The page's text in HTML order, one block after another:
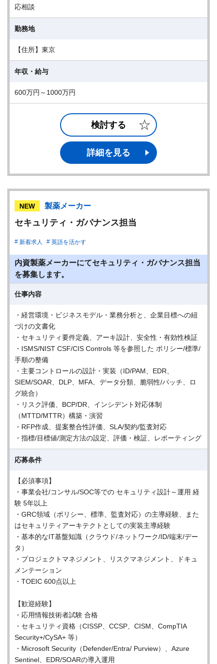
応相談
勤務地
【住所】東京
年収・給与
600万円～1000万円
検討する
詳細を見る
NEW 製薬メーカー
セキュリティ・ガバナンス担当
新着求人 英語を活かす
内資製薬メーカーにてセキュリティ・ガバナンス担当
を募集します。
仕事内容
・経営環境・ビジネスモデル・業務分析と、企業目標への紐
づけの文書化
・セキュリティ要件定義、アーキ設計、安全性・有効性検証
・ISMS/NIST CSF/CIS Controls 等を参照した ポリシー/標準/
手順の整備
・主要コントロールの設計・実装（ID/PAM、EDR、
SIEM/SOAR、DLP、MFA、データ分類、脆弱性/パッチ、ロ
グ統合）
・リスク評価、BCP/DR、インシデント対応体制
（MTTD/MTTR）構築・演習
・RFP作成、提案整合性評価、SLA/契約/監査対応
・指標/目標値/測定方法の設定、評価・検証、レポーティング
応募条件
【必須事項】
・事業会社/コンサル/SOC等での セキュリティ設計～運用 経
験 5年以上
・GRC領域（ポリシー、標準、監査対応）の主導経験、また
はセキュリティアーキテクトとしての実装主導経験
・基本的なIT基盤知識（クラウド/ネットワーク/ID/端末/デー
タ）
・プロジェクトマネジメント、リスクマネジメント、ドキュ
メンテーション
・TOEIC 600点以上
【歓迎経験】
・応用情報技術者試験 合格
・セキュリティ資格（CISSP、CCSP、CISM、CompTIA
Security+/CySA+ 等）
・Microsoft Security（Defender/Entra/ Purview）、Azure
Sentinel、EDR/SOARの導入運用